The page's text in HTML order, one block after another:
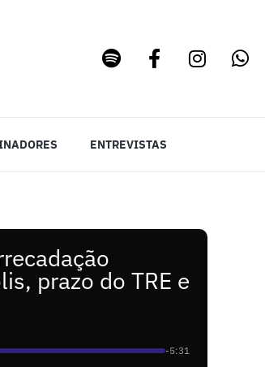
ENTREVISTAS
prazo do TRE e
-5:31